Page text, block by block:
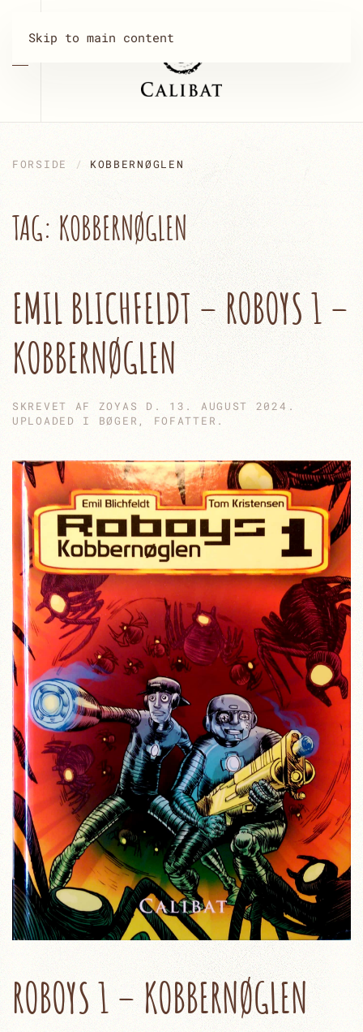
Skip to main content
FORSIDE KOBBERNØGLEN
TAG:KOBBERNØGLEN
EMIL BLICHFELDT – ROBOYS 1 –
KOBBERNØGLEN
SKREVET AF ZOYAS D. 13. AUGUST 2024 .
UPLOADED I BØGER , FOFATTER .
ROBOYS 1 – KOBBERNØGLEN